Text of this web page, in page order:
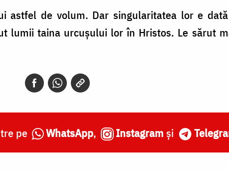
astfel de volum. Dar singularitatea lor e
lumii taina urcușului lor în Hristos. Le sărut
pe WhatsApp, Instagram și